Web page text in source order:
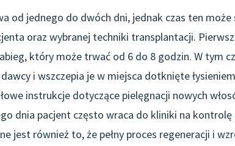
od jednego do dwóch dni, jednak czas ten może
oraz wybranej techniki transplantacji.
który może trwać od 6 do 8 godzin. W tym
i wszczepia je w miejsca dotknięte
instrukcje dotyczące pielęgnacji nowych
dnia pacjent często wraca do kliniki na kontrolę
jest również to, że pełny proces regeneracji i